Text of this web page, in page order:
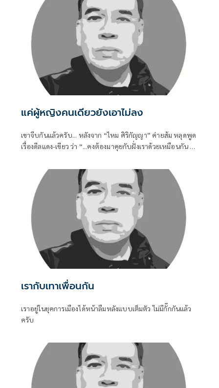
แค่ผู้หญิงคนเดียวยังเอาไม่ลง
เขาจีบกันแล้วครับ... หลังจาก “ไหม ศิริกัญญา” ค่ายส้ม หลุดพูด
เรื่องดีลแดง-เขียว ว่า “...คงต้องมาคุยกับฝั่งเราด้วยเหมือนกัน ไม่
ส้มก็รอเสียบอยู่
เรากับเทาเพื่อนกัน
เราอยู่ในยุคการเมืองได้หน้าลืมหลังแบบเต็มตัว ไม่มีกั๊กกันแล้ว
ครับ